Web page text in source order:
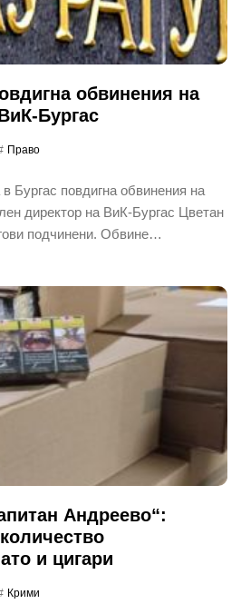
обвинения на
Бургас
Право
Бургас повдигна обвинения на
директор на ВиК-Бургас Цветан
подчинени. Обвине…
Андреево“:
и цигари
Крими